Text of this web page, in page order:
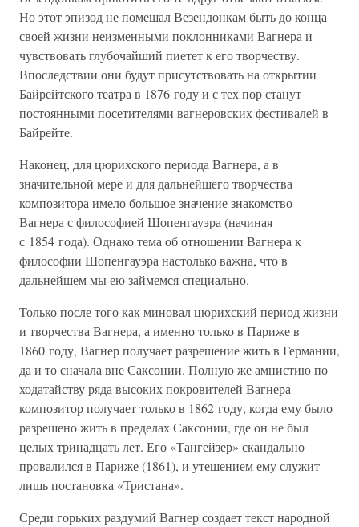
Но этот эпизод не помешал Везендонкам быть до конца
своей жизни неизменными поклонниками Вагнера и
чувствовать глубочайший пиетет к его творчеству.
Впоследствии они будут присутствовать на открытии
Байрейтского театра в 1876 году и с тех пор станут
постоянными посетителями вагнеровских фестивалей в
Байрейте.
Наконец, для цюрихского периода Вагнера, а в
значительной мере и для дальнейшего творчества
композитора имело большое значение знакомство
Вагнера с философией Шопенгауэра (начиная
с 1854 года). Однако тема об отношении Вагнера к
философии Шопенгауэра настолько важна, что в
дальнейшем мы ею займемся специально.
Только после того как миновал цюрихский период жизни
и творчества Вагнера, а именно только в Париже в
1860 году, Вагнер получает разрешение жить в Германии,
да и то сначала вне Саксонии. Полную же амнистию по
ходатайству ряда высоких покровителей Вагнера
композитор получает только в 1862 году, когда ему было
разрешено жить в пределах Саксонии, где он не был
целых тринадцать лет. Его «Тангейзер» скандально
провалился в Париже (1861), и утешением ему служит
лишь постановка «Тристана».
Среди горьких раздумий Вагнер создает текст народной